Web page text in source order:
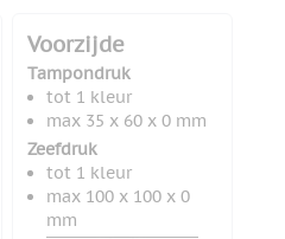
Voorzijde
Tampondruk
tot 1 kleur
max 35 x 60 x 0 mm
Zeefdruk
tot 1 kleur
max 100 x 100 x 0
mm